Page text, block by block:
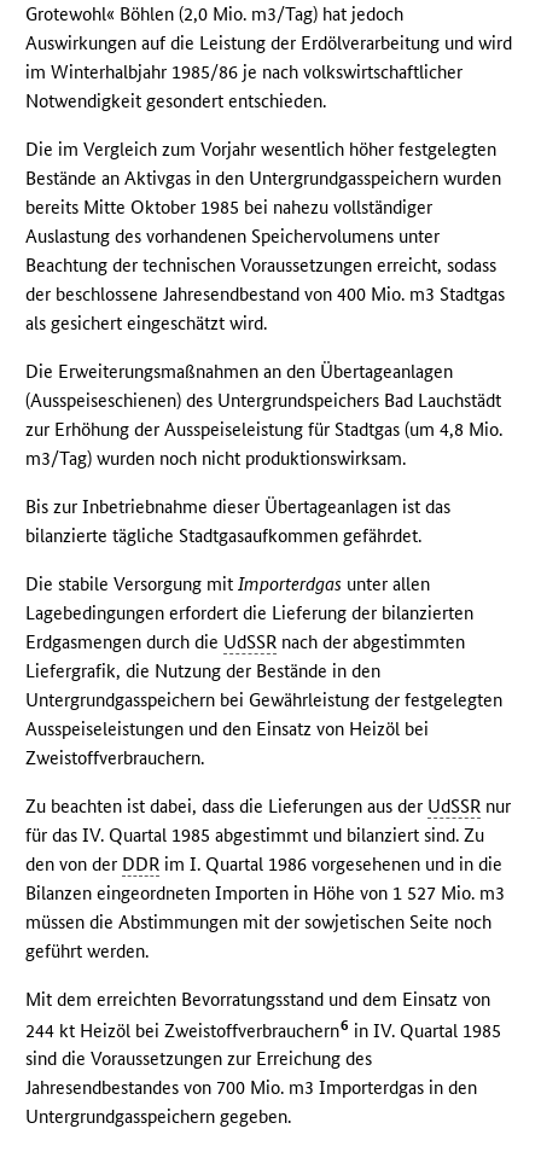
Grotewohl« Böhlen (2,0 Mio. m3/Tag) hat jedoch
Auswirkungen auf die Leistung der Erdölverarbeitung und wird
im Winterhalbjahr 1985/86 je nach volkswirtschaftlicher
Notwendigkeit gesondert entschieden.
Die im Vergleich zum Vorjahr wesentlich höher festgelegten
Bestände an Aktivgas in den Untergrundgasspeichern wurden
bereits Mitte Oktober 1985 bei nahezu vollständiger
Auslastung des vorhandenen Speichervolumens unter
Beachtung der technischen Voraussetzungen erreicht, sodass
der beschlossene Jahresendbestand von 400 Mio. m3 Stadtgas
als gesichert eingeschätzt wird.
Die Erweiterungsmaßnahmen an den Übertageanlagen
(Ausspeiseschienen) des Untergrundspeichers Bad Lauchstädt
zur Erhöhung der Ausspeiseleistung für Stadtgas (um 4,8 Mio.
m3/Tag) wurden noch nicht produktionswirksam.
Bis zur Inbetriebnahme dieser Übertageanlagen ist das
bilanzierte tägliche Stadtgasaufkommen gefährdet.
Die stabile Versorgung mit Importerdgas unter allen
Lagebedingungen erfordert die Lieferung der bilanzierten
Erdgasmengen durch die UdSSR nach der abgestimmten
Liefergrafik, die Nutzung der Bestände in den
Untergrundgasspeichern bei Gewährleistung der festgelegten
Ausspeiseleistungen und den Einsatz von Heizöl bei
Zweistoffverbrauchern.
Zu beachten ist dabei, dass die Lieferungen aus der UdSSR nur
für das IV. Quartal 1985 abgestimmt und bilanziert sind. Zu
den von der DDR im I. Quartal 1986 vorgesehenen und in die
Bilanzen eingeordneten Importen in Höhe von 1 527 Mio. m3
müssen die Abstimmungen mit der sowjetischen Seite noch
geführt werden.
Mit dem erreichten Bevorratungsstand und dem Einsatz von
244 kt Heizöl bei Zweistoffverbrauchern6 in IV. Quartal 1985
sind die Voraussetzungen zur Erreichung des
Jahresendbestandes von 700 Mio. m3 Importerdgas in den
Untergrundgasspeichern gegeben.